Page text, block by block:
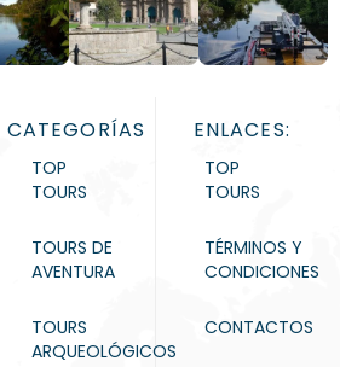
CATEGORÍAS
TOP
TOURS
TOURS DE
AVENTURA
TOURS
ARQUEOLÓGICOS
ENLACES:
TOP
TOURS
TÉRMINOS Y
CONDICIONES
CONTACTOS